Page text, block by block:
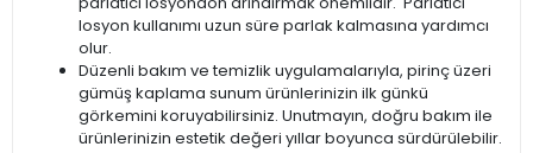
losyon kullanımı uzun süre parlak kalmasına yardımcı
olur.
Düzenli bakım ve temizlik uygulamalarıyla, pirinç üzeri
gümüş kaplama sunum ürünlerinizin ilk günkü
görkemini koruyabilirsiniz. Unutmayın, doğru bakım ile
ürünlerinizin estetik değeri yıllar boyunca sürdürülebilir.